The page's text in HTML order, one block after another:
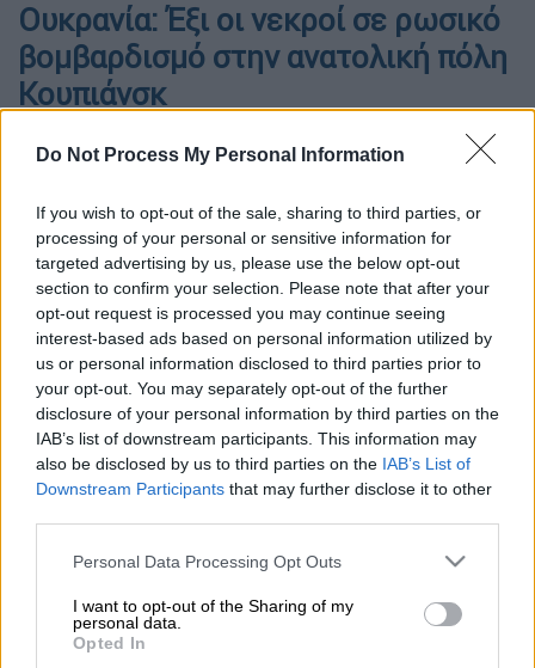
Do Not Process My Personal Information
If you wish to opt-out of the sale, sharing to third parties, or
processing of your personal or sensitive information for
targeted advertising by us, please use the below opt-out
section to confirm your selection. Please note that after your
opt-out request is processed you may continue seeing
interest-based ads based on personal information utilized by
us or personal information disclosed to third parties prior to
your opt-out. You may separately opt-out of the further
disclosure of your personal information by third parties on the
IAB’s list of downstream participants. This information may
also be disclosed by us to third parties on the IAB’s List of
Downstream Participants that may further disclose it to other
Please note that this website/app uses one or more Google
not limited to your visit or usage behaviour. You may click to
grant or deny consent to Google and its third-party tags to
use your data for below specified purposes in below Google
Personal Data Processing Opt Outs
I want to opt-out of the Sharing of my
personal data.
Opted In
Ουκρανία: Έξι οι νεκροί σε ρωσικό
βομβαρδισμό στην ανατολική πόλη
Κουπιάνσκ
Φωτιά στην Κριμαία (Φωτογραφία αρχείου - AP Photo)
Τουλάχιστον έξι άνθρωποι σκοτώθηκαν
σήμερα σε ρωσικό βομβαρδισμό μέσα στην